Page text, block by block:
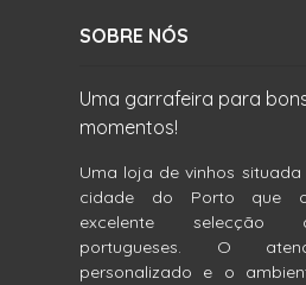
SOBRE NÓS
Uma garrafeira para
momentos!
Uma loja de vinhos
cidade do Porto que
excelente selecção
portugueses. O
personalizado e o